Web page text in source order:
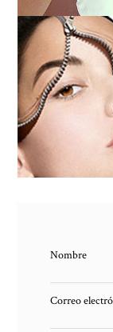
PEELING
ACIDO
PIEL
Nombre
Correo